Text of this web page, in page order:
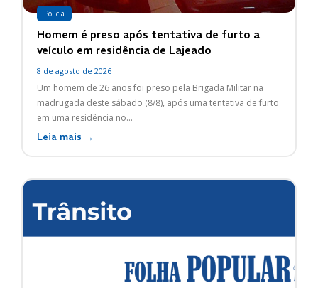
Polícia
Homem é preso após tentativa de furto a
veículo em residência de Lajeado
8 de agosto de 2026
Um homem de 26 anos foi preso pela Brigada Militar na
madrugada deste sábado (8/8), após uma tentativa de furto
em uma residência no...
Leia mais →